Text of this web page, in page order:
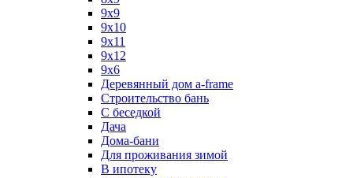
9x9
9х10
9х11
9х12
9х6
Деревянный дом a-frame
Строительство бань
С беседкой
Дача
Дома-бани
Для проживания зимой
В ипотеку